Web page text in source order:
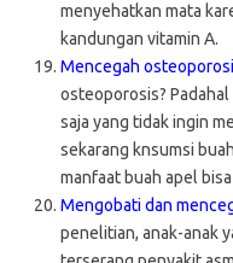
menyehatkan mata
kandungan vitamin A.
Mencegah
osteoporosis? Padahal
saja yang tidak ingin
sekarang knsumsi
manfaat buah apel
Mengobati dan
penelitian, anak-anak